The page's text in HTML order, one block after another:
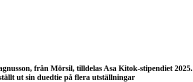
från Mörsil, tilldelas Asa Kitok-stipendiet 2025.
ut sin duedtie på flera utställningar